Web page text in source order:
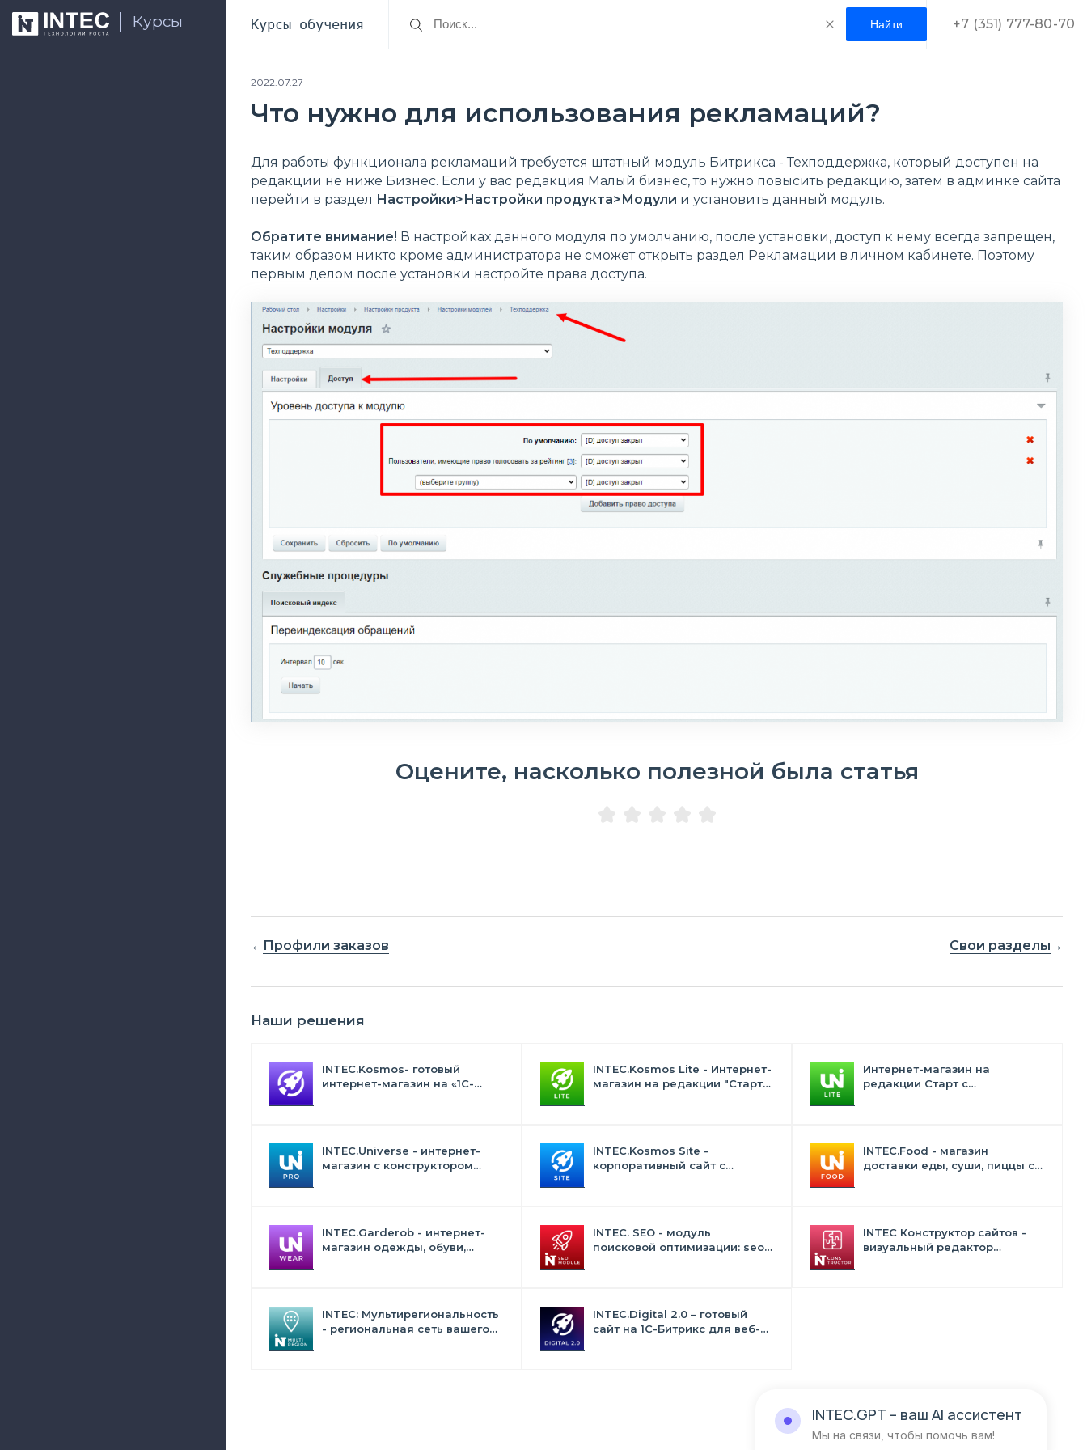
Курсы Курсы обучения +7 (351) 777-80-70
2022.07.27
Что нужно для использования рекламаций?
Для работы функционала рекламаций требуется штатный модуль Битрикса - Техподдержка, который доступен на
редакции не ниже Бизнес. Если у вас редакция Малый бизнес, то нужно повысить редакцию, затем в админке сайта
перейти в раздел Настройки>Настройки продукта>Модули и установить данный модуль.
Обратите внимание! В настройках данного модуля по умолчанию, после установки, доступ к нему всегда запрещен,
таким образом никто кроме администратора не сможет открыть раздел Рекламации в личном кабинете. Поэтому
первым делом после установки настройте права доступа.
Оцените, насколько полезной была статья
Профили заказов Свои разделы
Наши решения
INTEC.Kosmos- готовый
интернет-магазин на «1С-
INTEC.Kosmos Lite - Интернет-
магазин на редакции "Старт"
Интернет-магазин на
редакции Старт с
INTEC.Universe - интернет-
магазин с конструктором
INTEC.Kosmos Site -
корпоративный сайт с
INTEC.Food - магазин
доставки еды, суши, пиццы с
INTEC.Garderob - интернет-
магазин одежды, обуви,
INTEC. SEO - модуль
поисковой оптимизации: seo -
INTEC Конструктор сайтов -
визуальный редактор
INTEC: Мультирегиональность
- региональная сеть вашего
INTEC.Digital 2.0 – готовый
сайт на 1C-Битрикс для веб-
INTEC.GPT – ваш AI ассистент
Мы на связи, чтобы помочь вам!